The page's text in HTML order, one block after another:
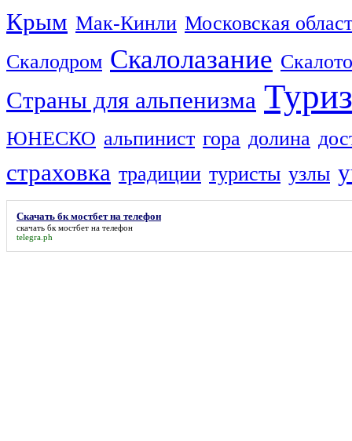
Крым Мак-Кинли Московская
Скалодром Скалолазание
Страны для альпенизма
ЮНЕСКО альпинист гора долина
страховка традиции туристы узлы
Скачать бк мостбет на телефон
скачать бк мостбет на телефон
telegra.ph